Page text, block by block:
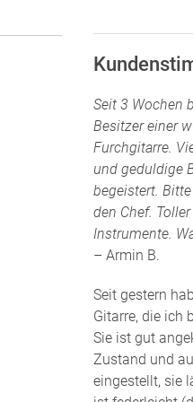
Seit 3 Wochen
Besitzer einer
Furchgitarre.
und geduldige
begeistert.
den Chef.
Instrumente.
– Armin B.
Seit gestern
Gitarre, die ich
Sie ist gut
Zustand und
eingestellt, sie